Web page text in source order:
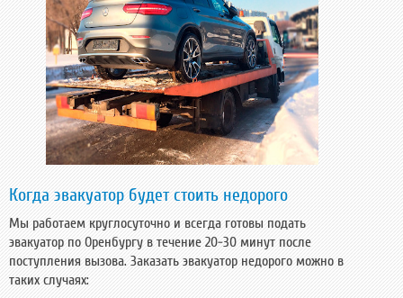
Когда эвакуатор будет стоить недорого
Мы работаем круглосуточно и всегда готовы подать
эвакуатор по Оренбургу в течение 20-30 минут после
поступления вызова. Заказать эвакуатор недорого можно в
таких случаях: